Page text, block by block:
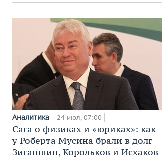
Аналитика 24 июл, 07:00
Сага о физиках и «юриках»: как
у Роберта Мусина брали в долг
Зиганшин, Корольков и Исхаков